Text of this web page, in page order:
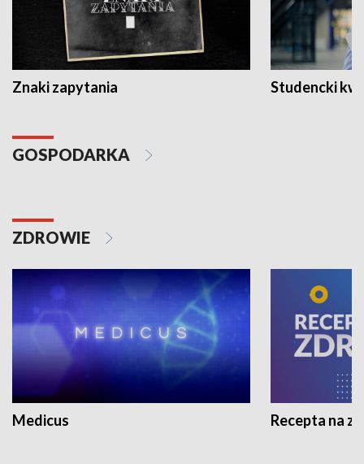
Znaki zapytania Studencki
GOSPODARKA
ZDROWIE
Medicus Recepta na